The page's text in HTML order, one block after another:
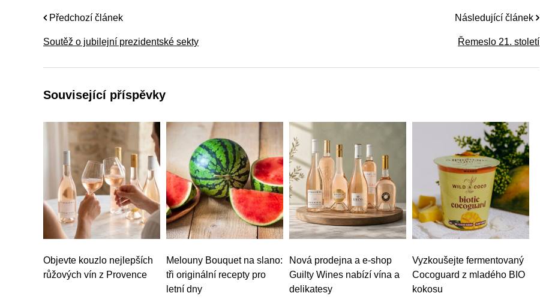
Předchozí článek
Soutěž o jubilejní prezidentské sekty
Následující článek
Řemeslo 21. století
Související příspěvky
Objevte kouzlo nejlepších
růžových vín z Provence
Melouny Bouquet na slano:
tři originální recepty pro
letní dny
Nová prodejna a e-shop
Guilty Wines nabízí vína a
delikatesy
Vyzkoušejte fermentovaný
Cocoguard z mladého BIO
kokosu